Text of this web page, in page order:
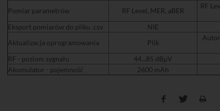
Pomiar parametrów RF Level, MER, aBER
RF
Eksport pomiarów do pliku .csv
NIE
Aktualizacja oprogramowania
Plik
RF - poziom sygnału
44...85 dBμV
Akumulator - pojemność
2600 mAh